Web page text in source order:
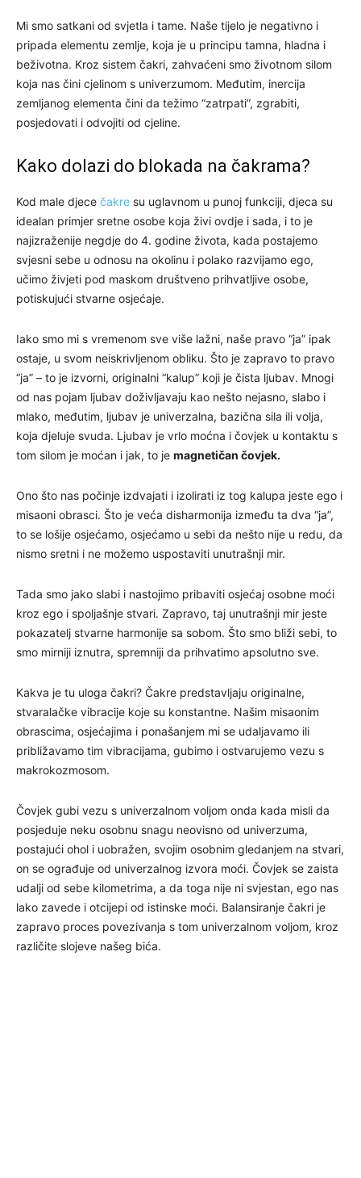
Mi smo satkani od svjetla i tame. Naše tijelo je negativno i
pripada elementu zemlje, koja je u principu tamna, hladna i
beživotna. Kroz sistem čakri, zahvaćeni smo životnom silom
koja nas čini cjelinom s univerzumom. Međutim, inercija
zemljanog elementa čini da težimo “zatrpati”, zgrabiti,
posjedovati i odvojiti od cjeline.
Kako dolazi do blokada na čakrama?
Kod male djece čakre su uglavnom u punoj funkciji, djeca su
idealan primjer sretne osobe koja živi ovdje i sada, i to je
najizraženije negdje do 4. godine života, kada postajemo
svjesni sebe u odnosu na okolinu i polako razvijamo ego,
učimo živjeti pod maskom društveno prihvatljive osobe,
potiskujući stvarne osjećaje.
Iako smo mi s vremenom sve više lažni, naše pravo “ja” ipak
ostaje, u svom neiskrivljenom obliku. Što je zapravo to pravo
“ja” – to je izvorni, originalni “kalup” koji je čista ljubav. Mnogi
od nas pojam ljubav doživljavaju kao nešto nejasno, slabo i
mlako, međutim, ljubav je univerzalna, bazična sila ili volja,
koja djeluje svuda. Ljubav je vrlo moćna i čovjek u kontaktu s
tom silom je moćan i jak, to je magnetičan čovjek.
Ono što nas počinje izdvajati i izolirati iz tog kalupa jeste ego i
misaoni obrasci. Što je veća disharmonija između ta dva “ja”,
to se lošije osjećamo, osjećamo u sebi da nešto nije u redu, da
nismo sretni i ne možemo uspostaviti unutrašnji mir.
Tada smo jako slabi i nastojimo pribaviti osjećaj osobne moći
kroz ego i spoljašnje stvari. Zapravo, taj unutrašnji mir jeste
pokazatelj stvarne harmonije sa sobom. Što smo bliži sebi, to
smo mirniji iznutra, spremniji da prihvatimo apsolutno sve.
Kakva je tu uloga čakri? Čakre predstavljaju originalne,
stvaralačke vibracije koje su konstantne. Našim misaonim
obrascima, osjećajima i ponašanjem mi se udaljavamo ili
približavamo tim vibracijama, gubimo i ostvarujemo vezu s
makrokozmosom.
Čovjek gubi vezu s univerzalnom voljom onda kada misli da
posjeduje neku osobnu snagu neovisno od univerzuma,
postajući ohol i uobražen, svojim osobnim gledanjem na stvari,
on se ograđuje od univerzalnog izvora moći. Čovjek se zaista
udalji od sebe kilometrima, a da toga nije ni svjestan, ego nas
lako zavede i otcijepi od istinske moći. Balansiranje čakri je
zapravo proces povezivanja s tom univerzalnom voljom, kroz
različite slojeve našeg bića.